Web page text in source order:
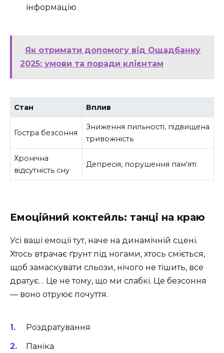
інформацію
Як отримати допомогу від Ощадбанку
2025: умови та поради клієнтам
Стан Вплив
Гостра безсоння
Зниження пильності, підвищена
тривожність
Хронічна
відсутність сну
Депресія, порушення пам’яті
Емоційний коктейль: танці на краю
Усі ваші емоції тут, наче на динамічній сцені.
Хтось втрачає ґрунт під ногами, хтось сміється,
щоб замаскувати сльози, нічого не тішить, все
дратує… Це не тому, що ми слабкі. Це безсоння
— воно отруює почуття.
Роздратування
Паніка